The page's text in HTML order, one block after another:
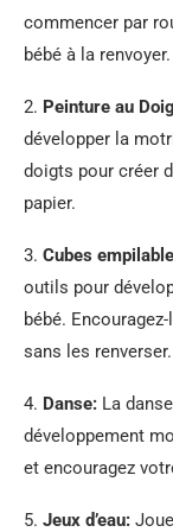
commencer par
bébé à la renvoyer.
2. Peinture au
développer la
doigts pour créer
papier.
3. Cubes
outils pour
bébé.
sans les renverser.
4. Danse: La
développement
et encouragez
5. Jeux d’eau: